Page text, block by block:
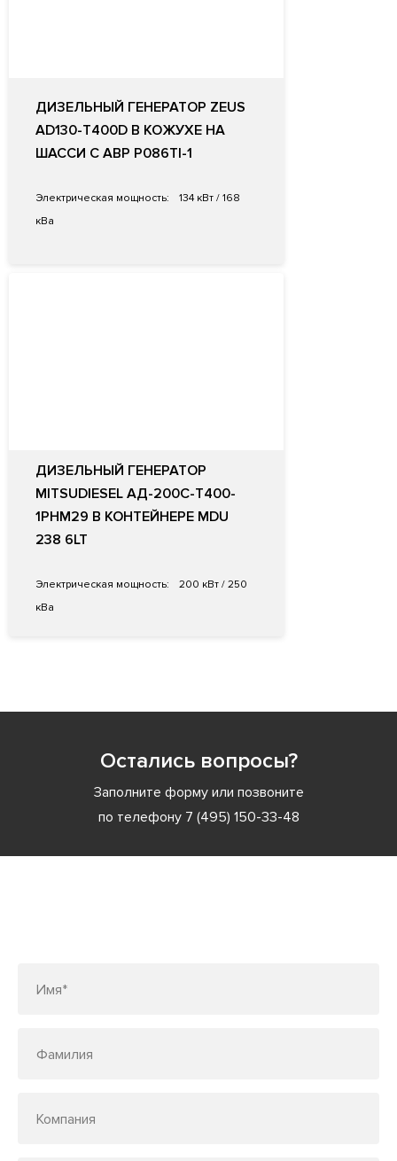
ДИЗЕЛЬНЫЙ ГЕНЕРАТОР ZEUS
AD130-T400D В КОЖУХЕ НА
ШАССИ С АВР P086TI-1
Электрическая мощность:
134 кВт / 168
кВа
ДИЗЕЛЬНЫЙ ГЕНЕРАТОР
MITSUDIESEL АД-200С-Т400-
1РНМ29 В КОНТЕЙНЕРЕ MDU
238 6LT
Электрическая мощность:
200 кВт / 250
кВа
Остались вопросы?
Заполните форму или позвоните
по телефону 7 (495) 150-33-48
Имя*
Фамилия
Компания